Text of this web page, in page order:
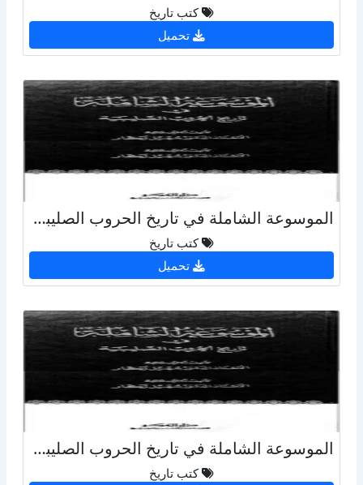
كتب تاريخ
تحميل
الموسوعة الشاملة في تاريخ الحروب الصليبية - ج 13
كتب تاريخ
تحميل
الموسوعة الشاملة في تاريخ الحروب الصليبية - ج37
كتب تاريخ